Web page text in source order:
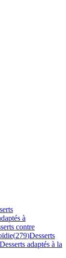
à
contre
(279)Desserts
Desserts adaptés à la